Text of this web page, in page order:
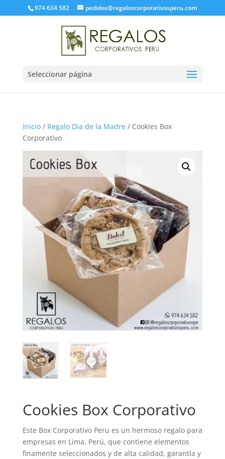
974 634 582 pedidos@regaloscorporativosperu.com
Seleccionar página
Inicio/ Regalo Dia de la Madre/ Cookies Box
Corporativo
Cookies Box Corporativo
Este Box Corporativo Peru es un hermoso regalo para
empresas en Lima, Perú, que contiene elementos
finamente seleccionados y de alta calidad, garantía y